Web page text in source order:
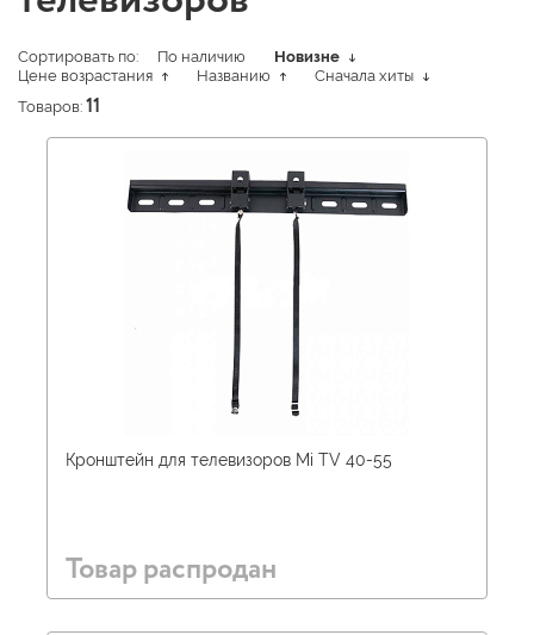
Сортировать по: По наличию
Новизне
Цене возрастания
Названию
Сначала хиты
Товаров: 11
Кронштейн для телевизоров Mi TV 40-55
Товар распродан